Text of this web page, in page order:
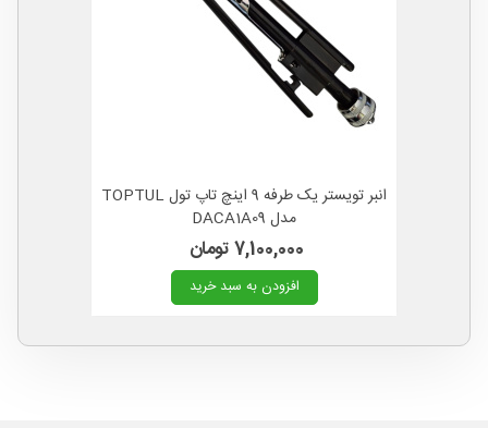
انبر تویستر یک طرفه 9 اینچ تاپ تول TOPTUL
مدل DACA1A09
7,100,000 تومان
افزودن به سبد خرید